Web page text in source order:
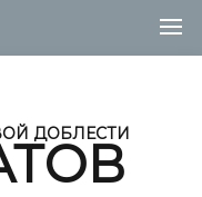
ДОБЛЕСТИ